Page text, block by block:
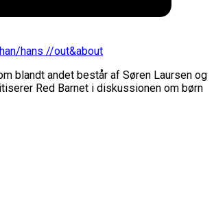
hans //out&about
blandt andet består af Søren Laursen og
Red Barnet i diskussionen om børn